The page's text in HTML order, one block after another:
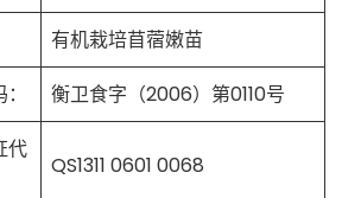
有机栽培苜蓿嫩苗
衡卫食字（2006）第0110号
代
QS1311 0601 0068